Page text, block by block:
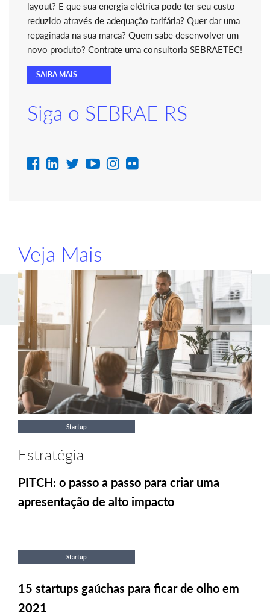
layout? E que sua energia elétrica pode ter seu custo
reduzido através de adequação tarifária? Quer dar uma
repaginada na sua marca? Quem sabe desenvolver um
novo produto? Contrate uma consultoria SEBRAETEC!
SAIBA MAIS
Siga o SEBRAE RS
Veja Mais
Startup
Estratégia
PITCH: o passo a passo para criar uma
apresentação de alto impacto
Startup
15 startups gaúchas para ficar de olho em
2021